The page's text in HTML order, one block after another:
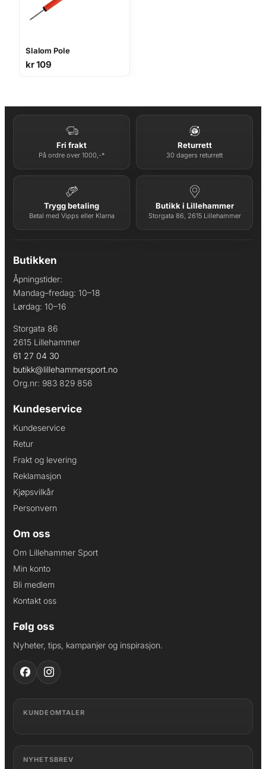
Slalom Pole
kr109
Fri frakt
På ordre over 1000,-*
Returrett
30 dagers returrett
Trygg betaling
Betal med Vipps eller Klarna
Butikk i Lillehammer
Storgata 86, 2615 Lillehammer
Butikken
Åpningstider:
Mandag–fredag: 10–18
Lørdag: 10–16
Storgata 86
2615 Lillehammer
61 27 04 30
butikk@lillehammersport.no
Org.nr: 983 829 856
Kundeservice
Kundeservice
Retur
Frakt og levering
Reklamasjon
Kjøpsvilkår
Personvern
Om oss
Om Lillehammer Sport
Min konto
Bli medlem
Kontakt oss
Følg oss
Nyheter, tips, kampanjer og inspirasjon.
KUNDEOMTALER
NYHETSBREV